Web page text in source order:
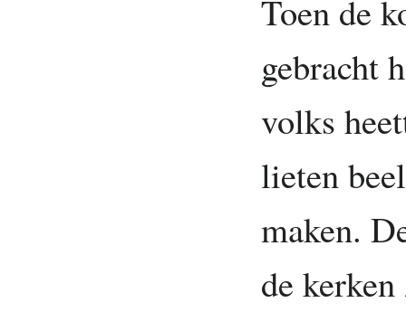
Toen de
gebracht
volks
lieten
maken.
de